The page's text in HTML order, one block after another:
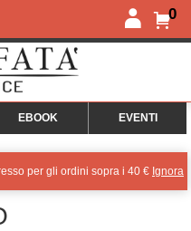
0
EBOOK EVENTI
per gli ordini sopra i 40 € Ignora